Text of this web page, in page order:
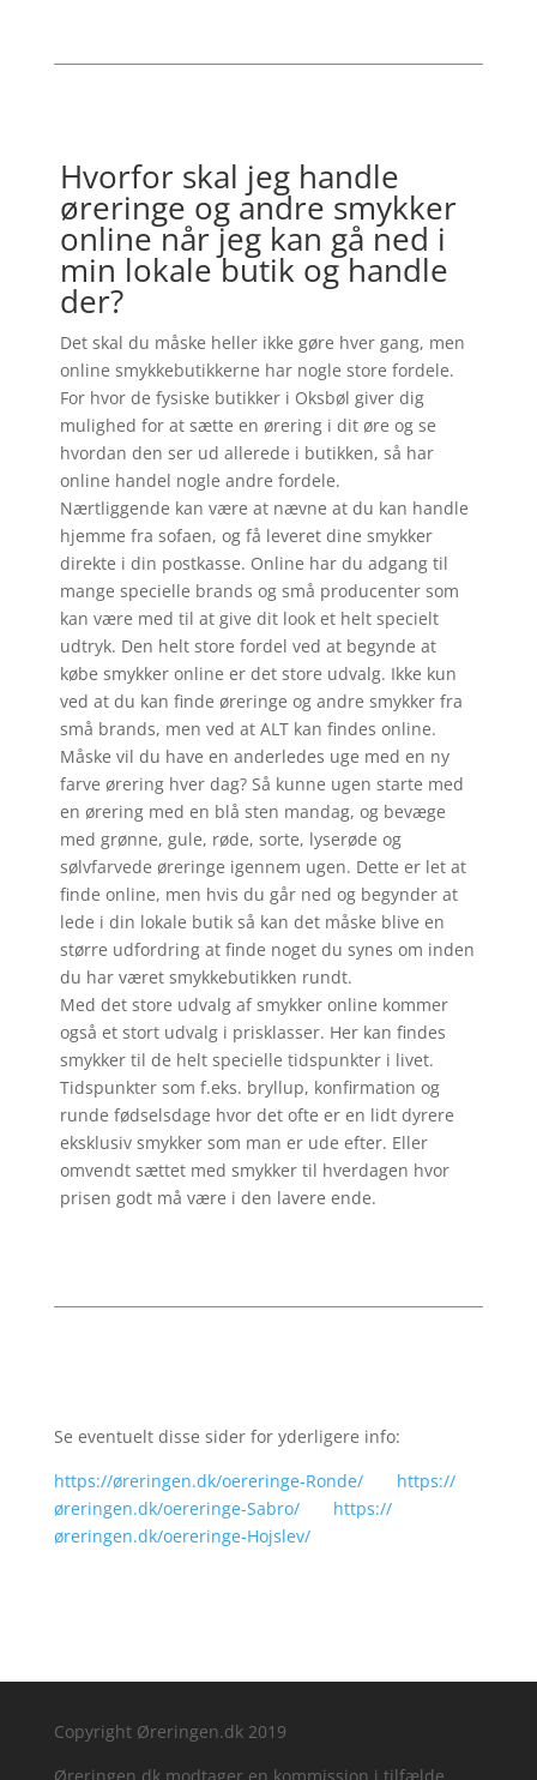
Hvorfor skal jeg handle
øreringe og andre smykker
online når jeg kan gå ned i
min lokale butik og handle
der?
Det skal du måske heller ikke gøre hver gang, men
online smykkebutikkerne har nogle store fordele.
For hvor de fysiske butikker i Oksbøl giver dig
mulighed for at sætte en ørering i dit øre og se
hvordan den ser ud allerede i butikken, så har
online handel nogle andre fordele.
Nærtliggende kan være at nævne at du kan handle
hjemme fra sofaen, og få leveret dine smykker
direkte i din postkasse. Online har du adgang til
mange specielle brands og små producenter som
kan være med til at give dit look et helt specielt
udtryk. Den helt store fordel ved at begynde at
købe smykker online er det store udvalg. Ikke kun
ved at du kan finde øreringe og andre smykker fra
små brands, men ved at ALT kan findes online.
Måske vil du have en anderledes uge med en ny
farve ørering hver dag? Så kunne ugen starte med
en ørering med en blå sten mandag, og bevæge
med grønne, gule, røde, sorte, lyserøde og
sølvfarvede øreringe igennem ugen. Dette er let at
finde online, men hvis du går ned og begynder at
lede i din lokale butik så kan det måske blive en
større udfordring at finde noget du synes om inden
du har været smykkebutikken rundt.
Med det store udvalg af smykker online kommer
også et stort udvalg i prisklasser. Her kan findes
smykker til de helt specielle tidspunkter i livet.
Tidspunkter som f.eks. bryllup, konfirmation og
runde fødselsdage hvor det ofte er en lidt dyrere
eksklusiv smykker som man er ude efter. Eller
omvendt sættet med smykker til hverdagen hvor
prisen godt må være i den lavere ende.
Se eventuelt disse sider for yderligere info:
https://øreringen.dk/oereringe-Ronde/
https://
øreringen.dk/oereringe-Sabro/
https://
øreringen.dk/oereringe-Hojslev/
Copyright Øreringen.dk 2019
Øreringen.dk modtager en kommission i tilfælde